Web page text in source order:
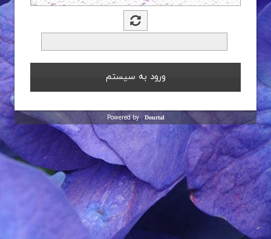
Powered by :Dourtal